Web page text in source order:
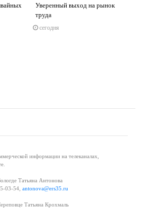
Уверенный выход на рынок
труда
сегодня
информации на телеканалах,
Татьяна Антонова
03-54, antonova@ers35.ru
Татьяна Крохмаль